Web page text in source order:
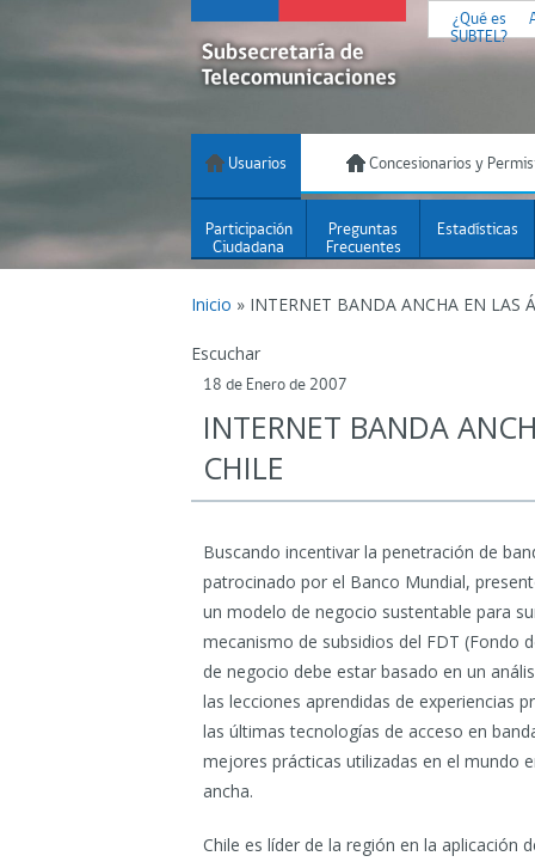
¿Qué es
SUBTEL?
Usuarios Concesionarios y
Participación
Ciudadana
Preguntas
Frecuentes
Estadísticas
Inicio » INTERNET BANDA ANCHA EN LAS
Escuchar
18 de Enero de 2007
INTERNET BANDA
CHILE
Buscando incentivar la penetración de
patrocinado por el Banco Mundial,
un modelo de negocio sustentable para
mecanismo de subsidios del FDT (Fondo
de negocio debe estar basado en un
las lecciones aprendidas de experiencias
las últimas tecnologías de acceso en
mejores prácticas utilizadas en el mundo
ancha.
Chile es líder de la región en la